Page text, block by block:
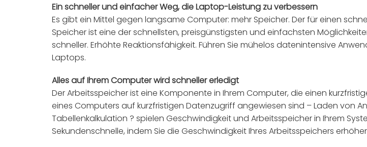
Ein schneller und einfacher Weg, die Laptop-Leistung zu verbessern
Es gibt ein Mittel gegen langsame Computer: mehr Speicher. Der für einen
Speicher ist eine der schnellsten, preisgünstigsten und einfachsten
schneller. Erhöhte Reaktionsfähigkeit. Führen Sie mühelos datenintensive
Laptops.
Alles auf Ihrem Computer wird schneller erledigt
Der Arbeitsspeicher ist eine Komponente in Ihrem Computer, die einen
eines Computers auf kurzfristigen Datenzugriff angewiesen sind – Laden von
Tabellenkalkulation ? spielen Geschwindigkeit und Arbeitsspeicher in Ihrem
Sekundenschnelle, indem Sie die Geschwindigkeit Ihres Arbeitsspeichers